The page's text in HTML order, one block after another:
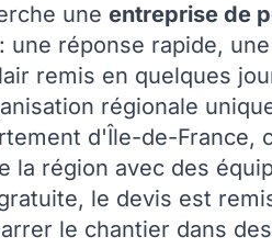
une entreprise de
une réponse rapide,
remis en quelques
régionale
d'Île-de-France,
la région avec des
le devis est
le chantier dans